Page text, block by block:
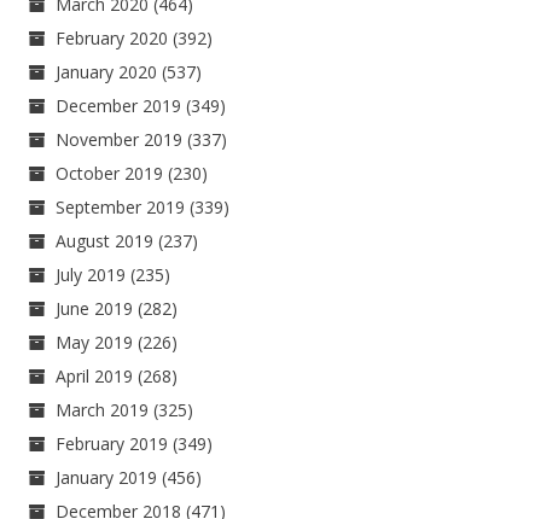
February 2020 (392)
January 2020 (537)
December 2019 (349)
November 2019 (337)
October 2019 (230)
September 2019 (339)
August 2019 (237)
July 2019 (235)
June 2019 (282)
May 2019 (226)
April 2019 (268)
March 2019 (325)
February 2019 (349)
January 2019 (456)
December 2018 (471)